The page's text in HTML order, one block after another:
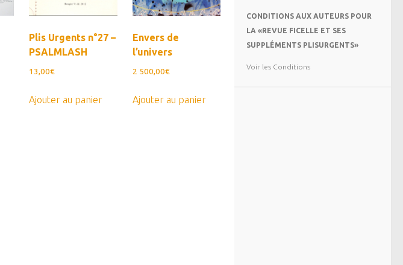
Plis Urgents n°27 –
PSALMLASH
13,00€
Ajouter au panier
Envers de
l’univers
2 500,00€
Ajouter au panier
CONDITIONS AUX AUTEURS POUR
LA «REVUE FICELLE ET SES
SUPPLÉMENTS PLISURGENTS»
Voir les Conditions